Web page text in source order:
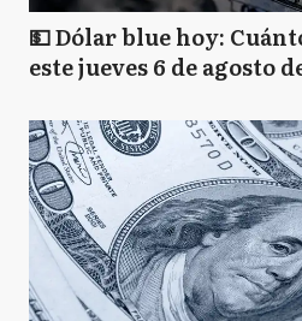
💵 Dólar blue hoy:
este jueves 6 de agosto